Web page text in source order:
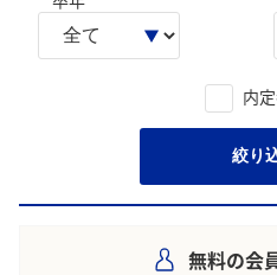
内
絞り
無料の会